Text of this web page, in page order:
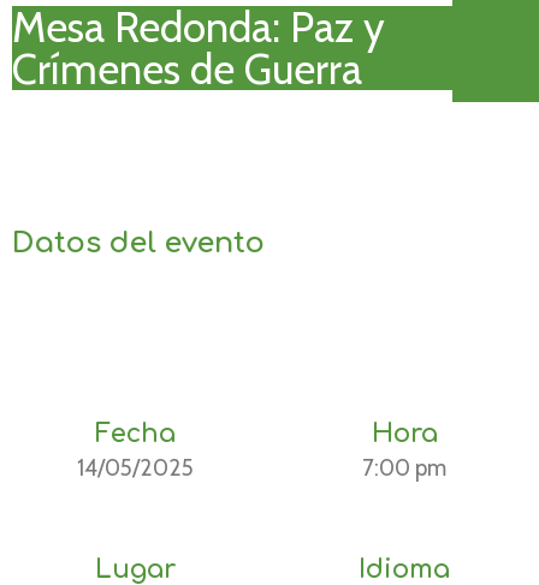
Mesa Redonda: Paz y
Crímenes de Guerra
Datos del evento
Fecha
14/05/2025
Hora
7:00 pm
Lugar Idioma